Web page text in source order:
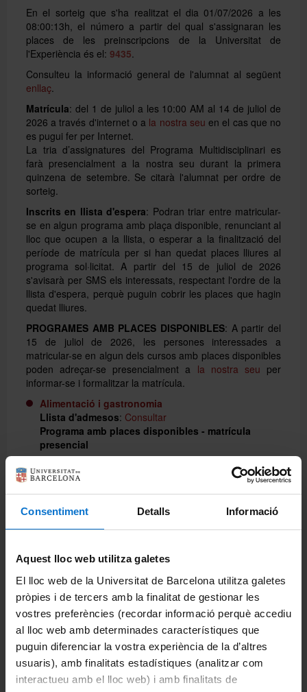
Consentiment Detalls Informació
Aquest lloc web utilitza galetes
El lloc web de la Universitat de Barcelona utilitza galetes
pròpies i de tercers amb la finalitat de gestionar les
vostres preferències (recordar informació perquè accediu
al lloc web amb determinades característiques que
puguin diferenciar la vostra experiència de la d’altres
usuaris), amb finalitats estadístiques (analitzar com
interactueu amb el lloc web) i amb finalitats de
En el sorteig que s'ha realitzat el dia 01/07/2026 a les
08:00:13h, el número a partir del qual s'assignaran les
places de les preinscripcions de la Universitat de
l'Experiència és el: 9435.
Consulteu la informació general de l'alumnat al següent
enllaç.
Matrícula: del 1 de juliol a les 10:00 AM al 14 de juliol de
2026 a través d'internet o a la nostra seu en el cas que no
es pugui fer per Internet.
La tria d’assignatures del Programa Multidisciplinari es
farà presencialment a la nostra seu durant la primera
quinzena de setembre. Se citarà l'alumnat per ordre de
sorteig.
Inscrits en llista d'espera: Podran triar entre matricular-
se en algun programa amb plaça disponible, renunciant al
lloc que ocupen a la llista, o esperar a la finalització del
període de matrícula per si han quedat places lliures al
programa sol·licitat. A partir del 15 de juliol de 2026
s'avisarà per SMS els interessats, respectant l'ordre de la
llista d'espera, perquè puguin cobrir les places que hagin
quedat lliures.
PROGRAMES AMB PLACES DISPONIBLES: A partir del
15 de juliol de 2026, les persones interessades a
matricular-se en algun dels cursos amb places disponibles
poden adreçar-se presencialment a la nostra seu per
informar-se i formalitzar la matrícula.
Alimentació i gastronomia
Llista d'admesos: Consultar
Programa amb places disponibles - matrícula
presencial
Aprenentatge compromès amb la comunitat
Llista d'admesos
Programa amb places disponibles - matrícula
presencial
Astronomia i meteorologia
Llista d'espera:Consultar
Belles Arts
Llista d'admesos :Consultar
Llista d'espera :Consultar
Biblioteques, llibres i escriptures en la història
Llista d'admesos:Consultar
Biologia: humanitat i biodiversitat
Llista d'admesos: Consultar
Llista d'espera :Consultar